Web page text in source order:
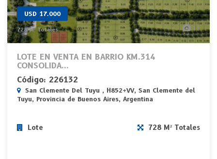
USD 17.000
728 M² Totales 11
LOTE EN VENTA EN BARRIO KM.314
CONSOLIDA...
Código: 226132
San Clemente Del Tuyu , H852+VV, San Clemente del
Tuyu, Provincia de Buenos Aires, Argentina
Lote 728 M² Totales